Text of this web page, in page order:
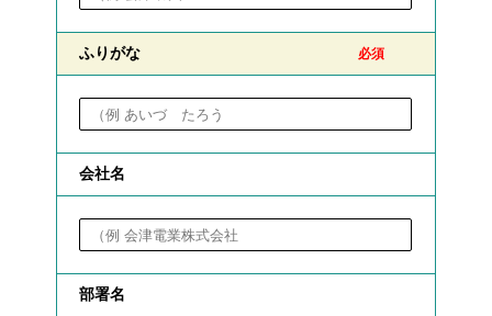
ふりがな 必須
会社名
部署名